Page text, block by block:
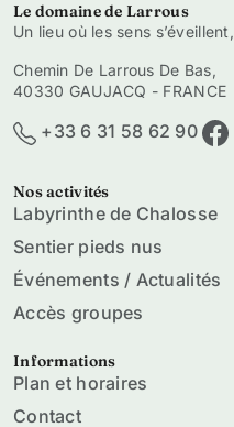
Le domaine de Larrous
Un lieu où les sens
Chemin De Larrous De Bas,
40330 GAUJACQ - FRANCE
+33 6 31 58 62 90
Nos activités
Labyrinthe de Chalosse
Sentier pieds nus
Événements / Actualités
Accès groupes
Informations
Plan et horaires
Contact